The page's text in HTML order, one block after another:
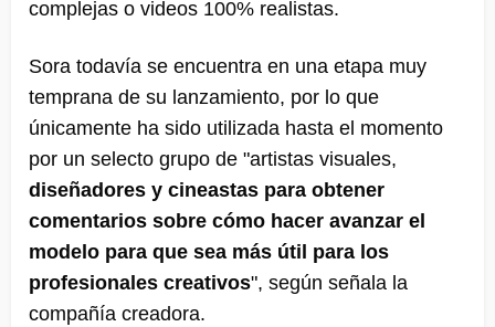
complejas o videos 100% realistas.
Sora todavía se encuentra en una etapa muy
temprana de su lanzamiento, por lo que
únicamente ha sido utilizada hasta el momento
por un selecto grupo de "artistas visuales,
diseñadores y cineastas para obtener
comentarios sobre cómo hacer avanzar el
modelo para que sea más útil para los
profesionales creativos", según señala la
compañía creadora.